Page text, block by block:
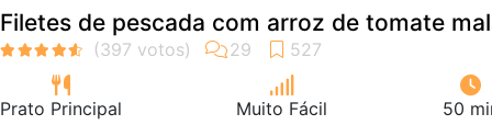
Filetes de pescada com arroz de tomate
Prato Principal Muito Fácil 50